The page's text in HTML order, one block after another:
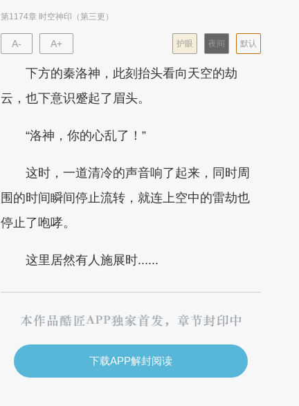
第1174章 时空神印（第三更）
A- A+ 默认
夜间
护眼
下方的秦洛神，此刻抬头看向天空的劫
云，也下意识蹙起了眉头。
“洛神，你的心乱了！”
这时，一道清冷的声音响了起来，同时周
围的时间瞬间停止流转，就连上空中的雷劫也
停止了咆哮。
这里居然有人施展时......
下载APP解封阅读